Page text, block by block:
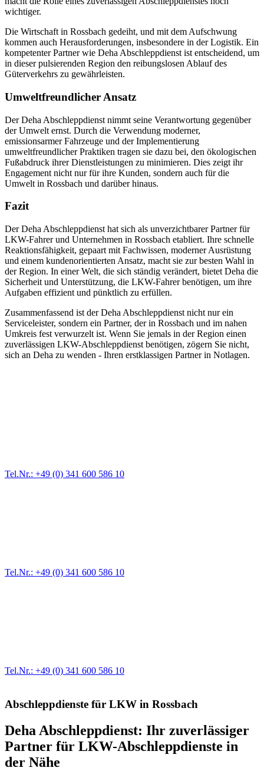
wichtiger.
Die Wirtschaft in Rossbach gedeiht, und mit dem Aufschwung
kommen auch Herausforderungen, insbesondere in der Logistik. Ein
kompetenter Partner wie Deha Abschleppdienst ist entscheidend, um
in dieser pulsierenden Region den reibungslosen Ablauf des
Güterverkehrs zu gewährleisten.
Umweltfreundlicher Ansatz
Der Deha Abschleppdienst nimmt seine Verantwortung gegenüber
der Umwelt ernst. Durch die Verwendung moderner,
emissionsarmer Fahrzeuge und der Implementierung
umweltfreundlicher Praktiken tragen sie dazu bei, den ökologischen
Fußabdruck ihrer Dienstleistungen zu minimieren. Dies zeigt ihr
Engagement nicht nur für ihre Kunden, sondern auch für die
Umwelt in Rossbach und darüber hinaus.
Fazit
Der Deha Abschleppdienst hat sich als unverzichtbarer Partner für
LKW-Fahrer und Unternehmen in Rossbach etabliert. Ihre schnelle
Reaktionsfähigkeit, gepaart mit Fachwissen, moderner Ausrüstung
und einem kundenorientierten Ansatz, macht sie zur besten Wahl in
der Region. In einer Welt, die sich ständig verändert, bietet Deha die
Sicherheit und Unterstützung, die LKW-Fahrer benötigen, um ihre
Aufgaben effizient und pünktlich zu erfüllen.
Zusammenfassend ist der Deha Abschleppdienst nicht nur ein
Serviceleister, sondern ein Partner, der in Rossbach und im nahen
Umkreis fest verwurzelt ist. Wenn Sie jemals in der Region einen
zuverlässigen LKW-Abschleppdienst benötigen, zögern Sie nicht,
sich an Deha zu wenden - Ihren erstklassigen Partner in Notlagen.
Tel.Nr.: +49 (0) 341 600 586 10
Tel.Nr.: +49 (0) 341 600 586 10
Tel.Nr.: +49 (0) 341 600 586 10
Abschleppdienste für LKW in Rossbach
Deha Abschleppdienst: Ihr zuverlässiger
Partner für LKW-Abschleppdienste in
der Nähe